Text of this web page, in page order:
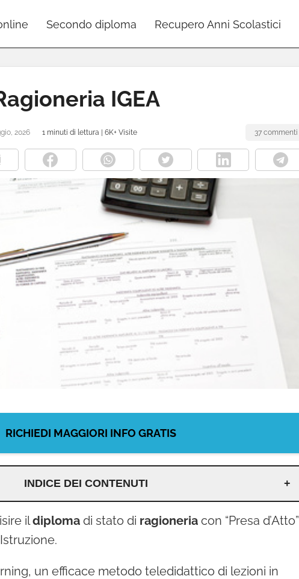
Secondo diploma Recupero Anni Scolastici
IGEA
2026 1 minuti di lettura | 6K+ Visite 37 commenti
RICHIEDI MAGGIORI INFO GRATIS
INDICE DEI CONTENUTI
ildiploma di stato di ragioneria con “Presa d’Atto”
un efficace metodo teledidattico di lezioni in